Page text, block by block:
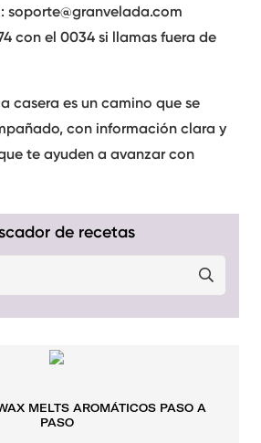
soporte@granvelada.com
con el 0034 si llamas fuera de
casera es un camino que se
con información clara y
te ayuden a avanzar con
de recetas
MELTS AROMÁTICOS PASO A
PASO